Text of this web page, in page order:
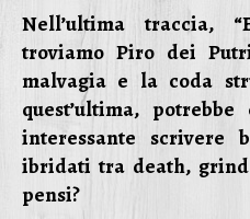
Nell’ultima traccia,
troviamo Piro dei
malvagia e la coda
quest’ultima,
interessante scrivere
ibridati tra death,
pensi?